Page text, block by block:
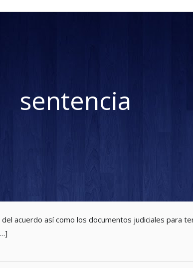
sentencia
acuerdo así como los documentos judiciales para